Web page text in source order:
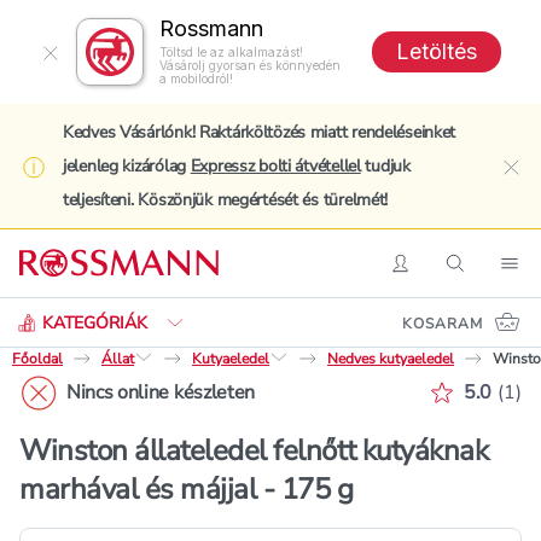
Rossmann
Töltsd le az alkalmazást!
Vásárolj gyorsan és könnyedén
a mobilodról!
Letöltés
Kedves Vásárlónk! Raktárköltözés miatt rendeléseinket
jelenleg kizárólag Expressz bolti átvételleltudjuk
teljesíteni. Köszönjük megértését és türelmét!
BelépésKeresés
KATEGÓRIÁK
Keresés
KOSARAM
Főoldal
Állat Kutyaeledel Nedves kutyaeledel
Nincs online készleten 5.0 (1)
Winston állateledel felnőtt kutyáknak
marhával és májjal - 175 g